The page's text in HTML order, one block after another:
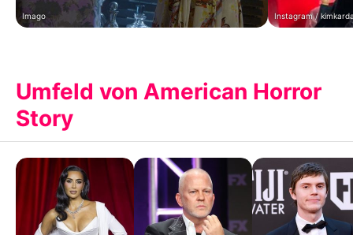
Imago Instagram /
Umfeld von American Horror
Story